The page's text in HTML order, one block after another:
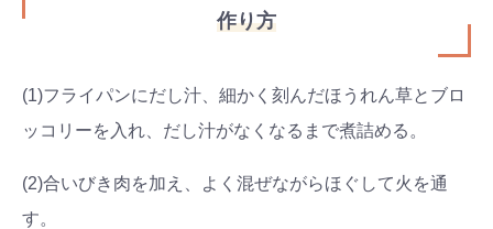
作り方
(1)フライパンにだし汁、細かく刻んだほうれん草とブロ
ッコリーを入れ、だし汁がなくなるまで煮詰める。
(2)合いびき肉を加え、よく混ぜながらほぐして火を通
す。